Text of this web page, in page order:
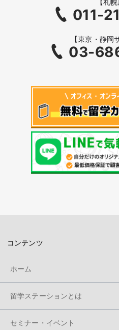
【札幌
011-
【東京・静岡
03-
コンテンツ
ホーム
留学ステーションとは
セミナー・イベント